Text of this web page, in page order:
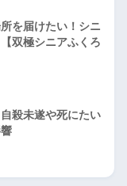
を届けたい！シニ
双極シニアふくろ
殺未遂や死にたい